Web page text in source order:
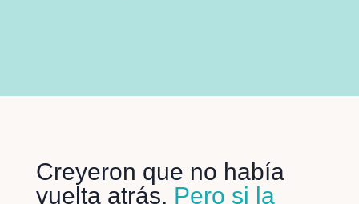
Creyeron que no había
vuelta atrás. Pero si la